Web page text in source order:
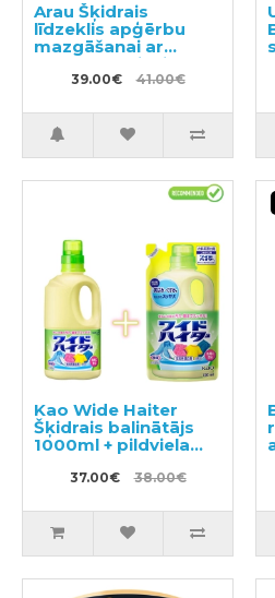
Arau Šķidrais
līdzeklis apģērbu
mazgāšanai ar
sastāvam pievienoto
lavandas un
ekstraktu 1200ml +
pildviela 2000ml
39.00€ 41.00€
Kao Wide Haiter
Šķidrais balinātājs
1000ml + pildviela
37.00€ 38.00€